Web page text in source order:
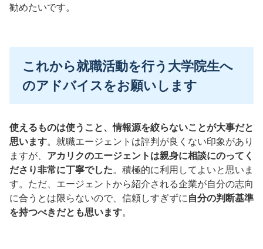
勧めたいです。
これから就職活動を行う大学院生へ
のアドバイスをお願いします
使えるものは使うこと、情報源を絞らないことが大事だと
思います。就職エージェントは評判が良くない印象があり
ますが、 アカリクのエージェントは親身に相談にのってく
ださり非常に丁寧でした。積極的に利用してよいと思いま
す。ただ、エージェントから紹介される企業が自分の志向
に合うとは限らないので、信頼しすぎずに 自分の判断基準
を持つべきだとも思います。